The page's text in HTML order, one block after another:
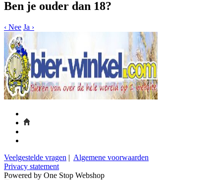
Ben je ouder dan 18?
‹ Nee Ja ›
Veelgestelde vragen | Algemene voorwaarden
Privacy statement
Powered by One Stop Webshop